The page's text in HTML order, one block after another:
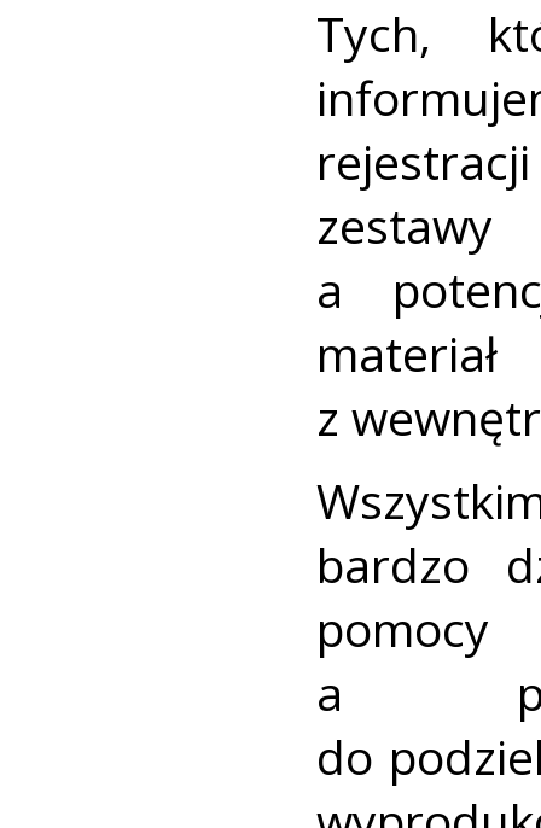
Tych,
zestawy
a
z
bardzo
a
do